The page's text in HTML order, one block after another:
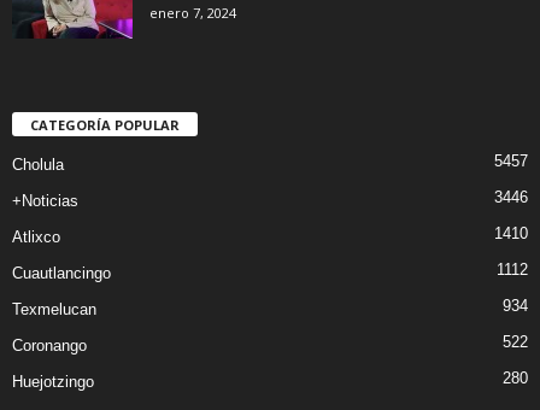
enero 7, 2024
CATEGORÍA POPULAR
Cholula 5457
+Noticias 3446
Atlixco 1410
Cuautlancingo 1112
Texmelucan 934
Coronango 522
Huejotzingo 280